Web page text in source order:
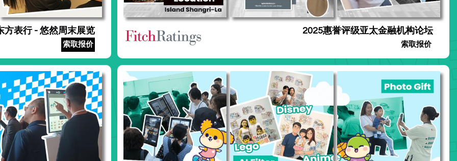
方表行 - 悠然周末展览
索取报价
2025惠誉评级亚太金融机构论坛
索取报价